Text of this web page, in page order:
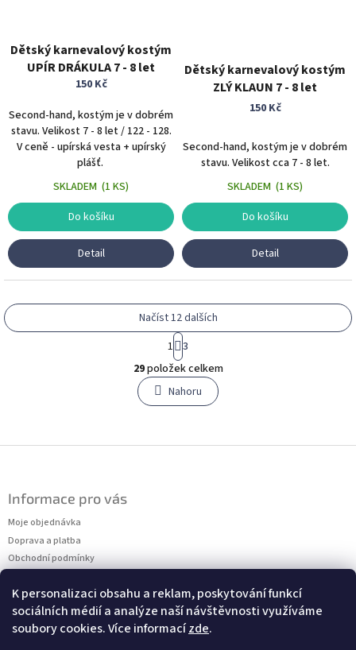
K personalizaci obsahu a reklam, poskytování funkcí
sociálních médií a analýze naší návštěvnosti využíváme
soubory cookies. Více informacízde.
Dětský karnevalový kostým
UPÍR DRÁKULA 7 - 8 let
150 Kč
Second-hand, kostým je v dobrém
stavu. Velikost 7 - 8 let / 122 - 128.
V ceně - upírská vesta + upírský
plášť.
SKLADEM (1 KS)
Do košíku
Detail
Dětský karnevalový kostým
ZLÝ KLAUN 7 - 8 let
150 Kč
Second-hand, kostým je v dobrém
stavu. Velikost cca 7 - 8 let.
SKLADEM (1 KS)
Do košíku
Detail
O
v
l
á
c
v
ý
p
i
s
u
Načíst 12 dalších
S
t
r
á
n
k
á
1
3
29položek celkem
Nahoru
Informace pro vás
Moje objednávka
Doprava a platba
Obchodní podmínky
Kontakty
Měření velikostí